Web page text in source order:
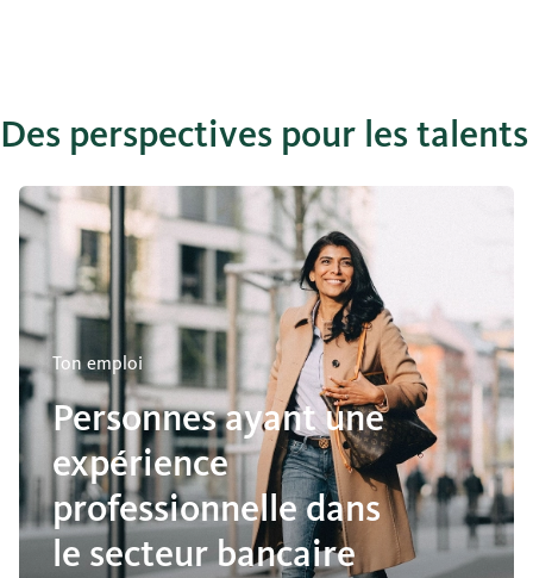
Des perspectives pour les talents
Personnes ayant une expérience professionnelle dans le
Ton emploi
Personnes ayant une
expérience
professionnelle dans
le secteur bancaire